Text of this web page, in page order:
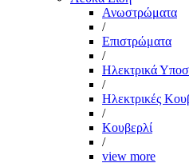
Ανωστρώματα
/
Επιστρώματα
/
Ηλεκτρικά
/
Ηλεκτρικές
/
Κουβερλί
/
view more